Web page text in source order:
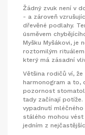
Žádný zvuk není v
- a zároveň
dřevěné podlahy.
úsměvem
Myšku Myšákovi, je
roztomilým
který má zásadní
Většina rodičů ví,
harmonogram a to,
pozornost
tady začínají potíže.
vypadnutí
stálého mohou vést
jedním z